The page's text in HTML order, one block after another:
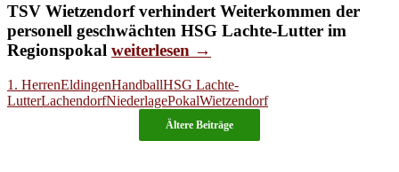
TSV Wietzendorf verhindert Weiterkommen der
personell geschwächten HSG Lachte-Lutter im
Regionspokal HSG
Lutter
–
Wietzendorf
weiterlesen →
1. HerrenEldingenHandballHSG Lachte-
LutterLachendorfNiederlagePokalWietzendorf
Ältere Beiträge